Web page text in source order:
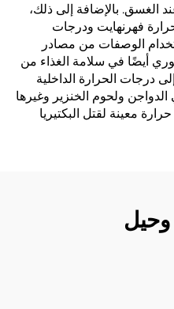
الغسق. بالإضافة إلى ذلك،
فهرنهايت ودرجات
الوصفات من مصادر
أيضًا في سلامة الغذاء من
درجات الحرارة الداخلية
ولحوم الخنزير وغيرها
معينة لقتل البكتيريا